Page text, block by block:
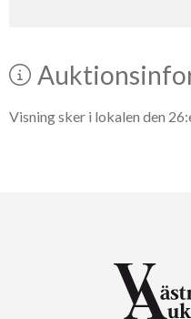
Visning sker i lokalen den